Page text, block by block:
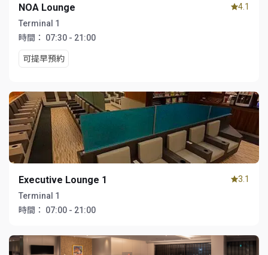
NOA Lounge
Terminal 1
時間：
07:30 - 21:00
可提早預約
4.1
Executive Lounge 1
Terminal 1
時間：
07:00 - 21:00
3.1